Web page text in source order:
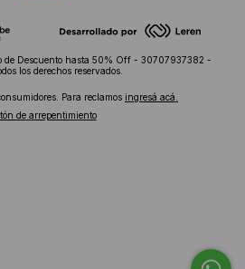
de Descuento hasta 50% Off - 30707937382 -
los derechos reservados.
Para reclamos ingresá acá.
de arrepentimiento